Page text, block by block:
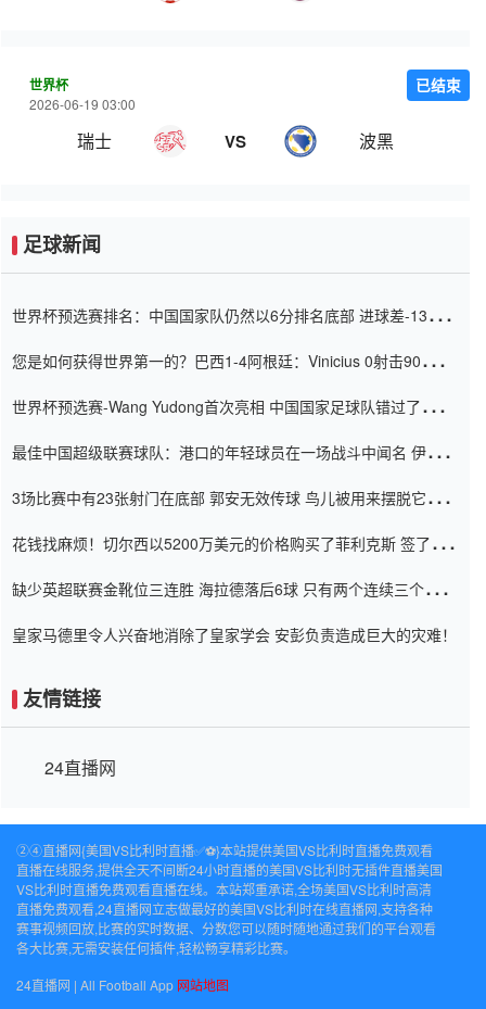
世界杯
2026-06-19 03:00
瑞士 VS 波黑
已结束
足球新闻
世界杯预选赛排名：中国国家队仍然以6分排名底部 进球差-13令人
您是如何获得世界第一的？巴西1-4阿根廷：Vinicius 0射击90分钟
世界杯预选赛-Wang Yudong首次亮相 中国国家足球队错过了世界
最佳中国超级联赛球队：港口的年轻球员在一场战斗中闻名 伊万放
3场比赛中有23张射门在底部 郭安无效传球 鸟儿被用来摆脱它
花钱找麻烦！切尔西以5200万美元的价格购买了菲利克斯 签了7年
缺少英超联赛金靴位三连胜 海拉德落后6球 只有两个连续三个连续
皇家马德里令人兴奋地消除了皇家学会 安彭负责造成巨大的灾难！
友情链接
24直播网
②④直播网{美国VS比利时直播✅⚽️}本站提供美国VS比利时直播免费观看
直播在线服务,提供全天不间断24小时直播的美国VS比利时无插件直播美国
VS比利时直播免费观看直播在线。本站郑重承诺,全场美国VS比利时高清
直播免费观看,24直播网立志做最好的美国VS比利时在线直播网,支持各种
赛事视频回放,比赛的实时数据、分数您可以随时随地通过我们的平台观看
各大比赛,无需安装任何插件,轻松畅享精彩比赛。
24直播网 | All Football App 网站地图